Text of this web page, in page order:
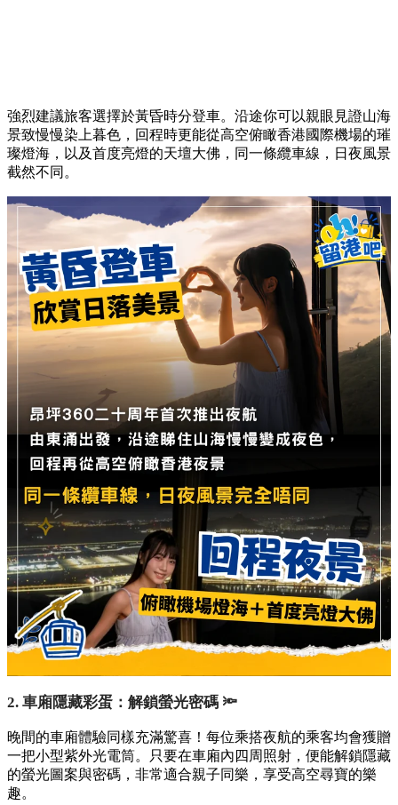
強烈建議旅客選擇於黃昏時分登車。沿途你可以親眼見證山海
景致慢慢染上暮色，回程時更能從高空俯瞰香港國際機場的璀
璨燈海，以及首度亮燈的天壇大佛，同一條纜車線，日夜風景
截然不同。
2. 車廂隱藏彩蛋：解鎖螢光密碼 🔦
晚間的車廂體驗同樣充滿驚喜！每位乘搭夜航的乘客均會獲贈
一把小型紫外光電筒。只要在車廂內四周照射，便能解鎖隱藏
的螢光圖案與密碼，非常適合親子同樂，享受高空尋寶的樂
趣。